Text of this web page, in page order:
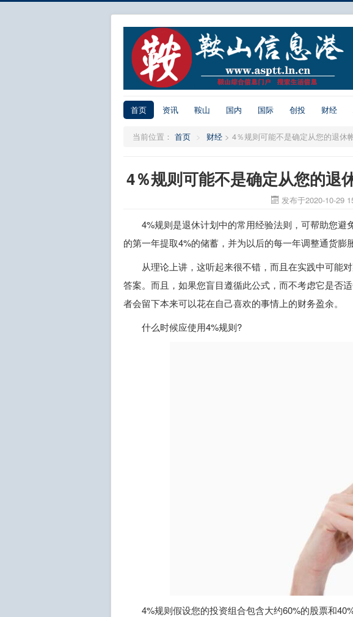
首页 资讯 鞍山 国内 国际 创投 财经
当前位置： 首页 > 财经 > 4％规则可能不是确定从您的退休
4％规则可能不是确定从您的退
发布于2020-10-29
4%规则是退休计划中的常用经验法则，可帮助您
的第一年提取4%的储蓄，并为以后的每一年调整通货膨
从理论上讲，这听起来很不错，而且在实践中可能
答案。而且，如果您盲目遵循此公式，而不考虑它是否
者会留下本来可以花在自己喜欢的事情上的财务盈余。
什么时候应使用4%规则?
4%规则假设您的投资组合包含大约60%的股票和